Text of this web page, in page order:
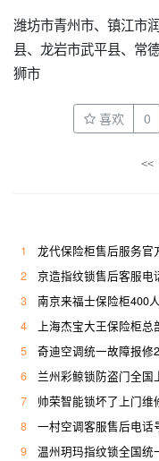
潍坊市青州市、镇江市
县、龙岩市武平县、常
狮市
喜欢 0
<<
1
龙代保险柜售后服务官
2
京造指纹锁售后客服电
3
南京来福士保险柜400
4
上海杰宝大王保险柜总部
5
奇迪空调统一故障报修
6
兰州彩鲸锁防盗门全国
7
帅荣智能锁坏了上门维
8
一村空调客服售后电话
9
温州玥玛指纹锁全国统